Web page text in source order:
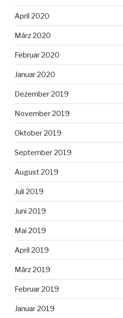
April 2020
März 2020
Februar 2020
Januar 2020
Dezember 2019
November 2019
Oktober 2019
September 2019
August 2019
Juli 2019
Juni 2019
Mai 2019
April 2019
März 2019
Februar 2019
Januar 2019